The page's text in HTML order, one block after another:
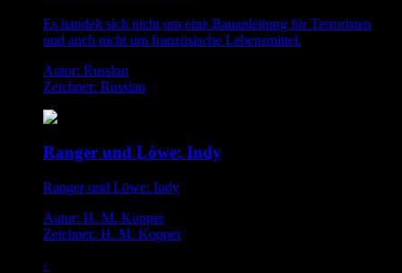
Es handelt sich nicht um eine Bauanleitung für Terroristen
und auch nicht um französische Lebensmittel.
Autor: Russlan
Zeichner: Russlan
Ranger und Löwe: Indy
Ranger und Löwe: Indy
Autor: H. M. Kopper
Zeichner: H. M. Kopper
‹